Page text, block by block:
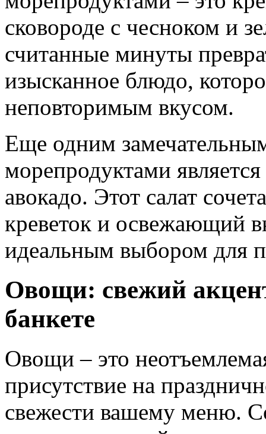
сковороде с чесноком и
считанные минуты
изысканное блюдо,
неповторимым вкусом.
Еще одним
морепродуктами
авокадо. Этот салат
креветок и освежающий
идеальным выбором для
Овощи: свежий
банкете
Овощи – это
присутствие на
свежести вашему меню.